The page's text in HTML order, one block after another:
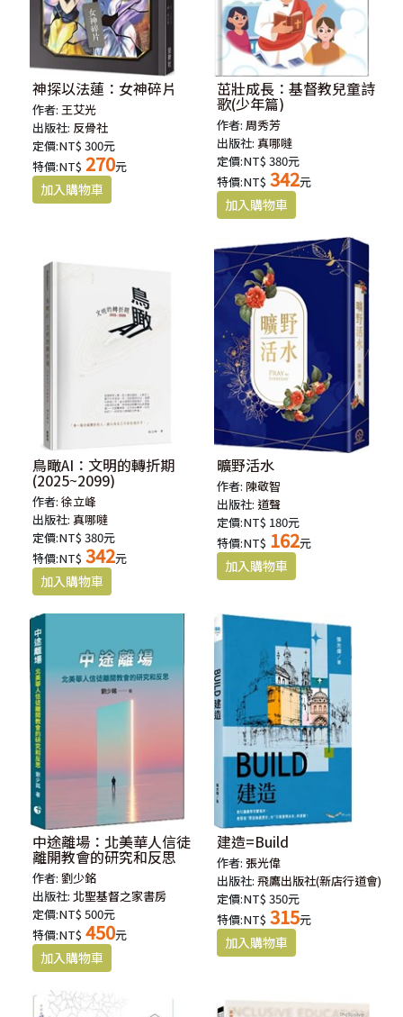
神探以法蓮：女神碎片
作者:王艾光
出版社: 反骨社
定價:NT$ 300元
特價:NT$ 270元
茁壯成長：基督教兒童詩
歌(少年篇)
作者:周秀芳
出版社:真哪噠
定價:NT$ 380元
特價:NT$ 342元
鳥瞰AI：文明的轉折期
(2025~2099)
作者:徐立峰
出版社:真哪噠
定價:NT$ 380元
特價:NT$ 342元
曠野活水
作者: 陳敬智
出版社:道聲
定價:NT$ 180元
特價:NT$ 162元
中途離場：北美華人信徒
離開教會的研究和反思
作者:劉少銘
出版社:北聖基督之家書房
定價:NT$ 500元
特價:NT$ 450元
建造=Build
作者:張光偉
出版社:飛鷹出版社(新店行道會)
定價:NT$ 350元
特價:NT$ 315元